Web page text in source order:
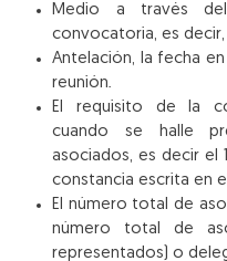
Medio a través
convocatoria, es
Antelación, la fecha
reunión.
El requisito de la
cuando se halle
asociados, es decir el
constancia escrita en
El número total de
número total de
representados) o